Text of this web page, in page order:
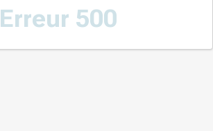
Erreur 500